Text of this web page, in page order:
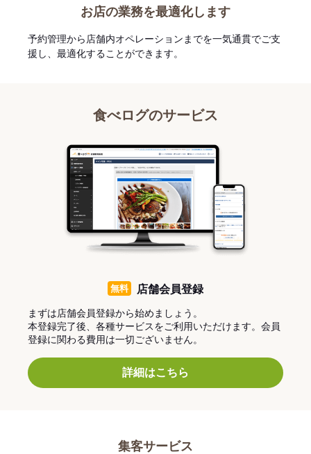
お店の業務を最適化します
予約管理から店舗内オペレーションまでを一気通貫でご支
援し、最適化することができます。
食べログのサービス
無料 店舗会員登録
まずは店舗会員登録から始めましょう。
本登録完了後、各種サービスをご利用いただけます。会員
登録に関わる費用は一切ございません。
詳細はこちら
集客サービス